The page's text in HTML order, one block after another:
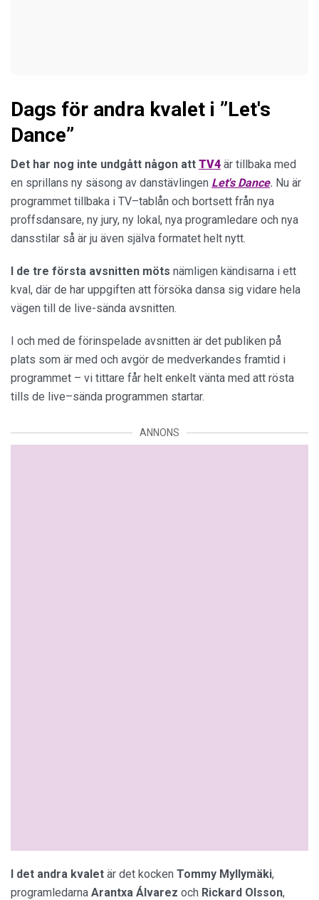
Dags för andra kvalet i ”Let's
Dance”
Det har nog inte undgått någon att TV4 är tillbaka med
en sprillans ny säsong av danstävlingen Let's Dance. Nu är
programmet tillbaka i TV–tablån och bortsett från nya
proffsdansare, ny jury, ny lokal, nya programledare och nya
dansstilar så är ju även själva formatet helt nytt.
I de tre första avsnitten möts nämligen kändisarna i ett
kval, där de har uppgiften att försöka dansa sig vidare hela
vägen till de live-sända avsnitten.
I och med de förinspelade avsnitten är det publiken på
plats som är med och avgör de medverkandes framtid i
programmet – vi tittare får helt enkelt vänta med att rösta
tills de live–sända programmen startar.
ANNONS
I det andra kvalet är det kocken Tommy Myllymäki,
programledarna Arantxa Álvarez och Rickard Olsson,